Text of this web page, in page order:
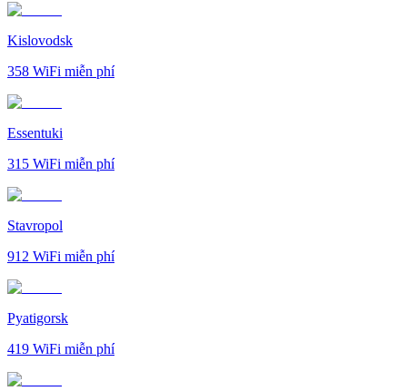
Kislovodsk
358 WiFi miễn phí
Essentuki
315 WiFi miễn phí
Stavropol
912 WiFi miễn phí
Pyatigorsk
419 WiFi miễn phí